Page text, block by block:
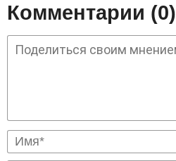
Комментарии (0)